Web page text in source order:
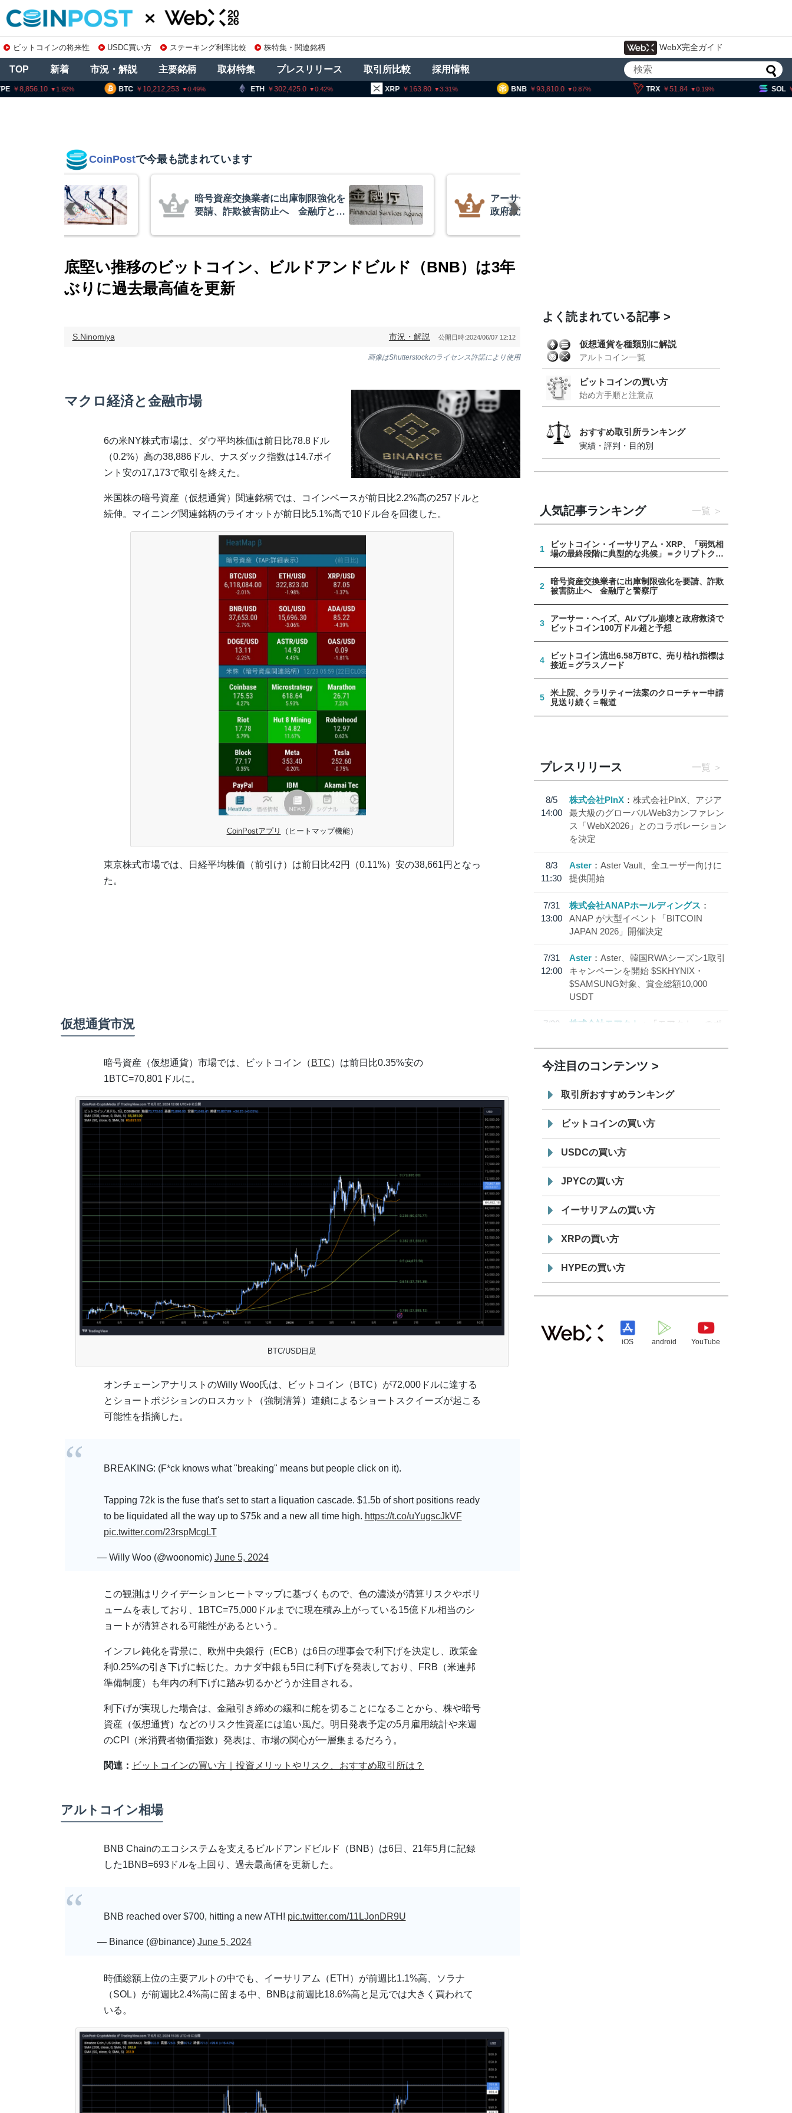
ビットコインの将来性 USDC買い方 ステーキング利率比較 株特集・関連銘柄 WebX完全ガイド
TOP 新着 市況・解説 主要銘柄 取材特集 プレスリリース 取引所比較 採用情報
BTC 10,212,253 0.49 ETH 302,425.0 0.42 XRP 163.80 3.31 BNB 93,810.0 0.87 TRX 51.84 0.19 SOL
8,856.10 1.92
CoinPostで今最も読まれています
暗号資産交換業者に出庫制限強化を
要請、詐欺被害防止へ 金融庁と警
アーサー・ヘイズ、AIバブル崩壊と
政府救済でビットコイン100万ドル
底堅い推移のビットコイン、ビルドアンドビルド（BNB）は3年
ぶりに過去最高値を更新
S.Ninomiya 市況・解説 公開日時:2024/06/07 12:12
画像はShutterstockのライセンス許諾により使用
マクロ経済と金融市場
6の米NY株式市場は、ダウ平均株価は前日比78.8ドル
（0.2%）高の38,886ドル、ナスダック指数は14.7ポイ
ント安の17,173で取引を終えた。
米国株の暗号資産（仮想通貨）関連銘柄では、コインベースが前日比2.2%高の257ドルと
続伸。マイニング関連銘柄のライオットが前日比5.1%高で10ドル台を回復した。
CoinPostアプリ （ヒートマップ機能）
東京株式市場では、日経平均株価（前引け）は前日比42円（0.11%）安の38,661円となっ
た。
仮想通貨市況
暗号資産（仮想通貨）市場では、ビットコイン（ BTC）は前日比0.35%安の
1BTC=70,801ドルに。
BTC/USD日足
オンチェーンアナリストのWilly Woo氏は、ビットコイン（BTC）が72,000ドルに達する
とショートポジションのロスカット（強制清算）連鎖によるショートスクイーズが起こる
可能性を指摘した。
BREAKING: (F*ck knows what "breaking" means but people click on it).
Tapping 72k is the fuse that's set to start a liquation cascade. $1.5b of short positions ready
to be liquidated all the way up to $75k and a new all time high. https://t.co/uYugscJkVF
pic.twitter.com/23rspMcgLT
— Willy Woo (@woonomic) June 5, 2024
この観測はリクイデーションヒートマップに基づくもので、色の濃淡が清算リスクやボリ
ュームを表しており、1BTC=75,000ドルまでに現在積み上がっている15億ドル相当のシ
ョートが清算される可能性があるという。
インフレ鈍化を背景に、欧州中央銀行（ECB）は6日の理事会で利下げを決定し、政策金
利0.25%の引き下げに転じた。カナダ中銀も5日に利下げを発表しており、FRB（米連邦
準備制度）も年内の利下げに踏み切るかどうか注目される。
利下げが実現した場合は、金融引き締めの緩和に舵を切ることになることから、株や暗号
資産（仮想通貨）などのリスク性資産には追い風だ。明日発表予定の5月雇用統計や来週
のCPI（米消費者物価指数）発表は、市場の関心が一層集まるだろう。
関連： ビットコインの買い方｜投資メリットやリスク、おすすめ取引所は？
アルトコイン相場
BNB Chainのエコシステムを支えるビルドアンドビルド（BNB）は6日、21年5月に記録
した1BNB=693ドルを上回り、過去最高値を更新した。
BNB reached over $700, hitting a new ATH! pic.twitter.com/11LJonDR9U
— Binance (@binance) June 5, 2024
時価総額上位の主要アルトの中でも、イーサリアム（ETH）が前週比1.1%高、ソラナ
（SOL）が前週比2.4%高に留まる中、BNBは前週比18.6%高と足元では大きく買われて
いる。
よく読まれている記事
仮想通貨を種類別に解説
アルトコイン一覧
ビットコインの買い方
始め方手順と注意点
おすすめ取引所ランキング
実績・評判・目的別
人気記事ランキング 一覧
1
ビットコイン・イーサリアム・XRP、「弱気相
場の最終段階に典型的な兆候」＝クリプトクア
2
暗号資産交換業者に出庫制限強化を要請、詐欺
被害防止へ 金融庁と警察庁
3
アーサー・ヘイズ、AIバブル崩壊と政府救済で
ビットコイン100万ドル超と予想
4
ビットコイン流出6.58万BTC、売り枯れ指標は
接近＝グラスノード
5
米上院、クラリティー法案のクローチャー申請
見送り続く＝報道
プレスリリース 一覧
8/5
14:00
株式会社PlnX
株式会社PlnX、アジア
最大級のグローバルWeb3カンファレン
ス「WebX2026」とのコラボレーション
を決定
8/3
11:30
Aster
Aster Vault、全ユーザー向けに
提供開始
7/31
13:00
株式会社ANAPホールディングス
ANAP が大型イベント「BITCOIN
JAPAN 2026」開催決定
7/31
12:00
Aster
Aster、韓国RWAシーズン1取引
キャンペーンを開始 $SKHYNIX・
$SAMSUNG対象、賞金総額10,000
USDT
7/30
株式会社モアクト
「モアクト」 のポ
「 JPYC」を追加
19:30
てステーブルコイン「JPYSC」徹底解
説セミナーを開催
今注目のコンテンツ
取引所おすすめランキング
ビットコインの買い方
USDCの買い方
JPYCの買い方
イーサリアムの買い方
XRPの買い方
HYPEの買い方
iOS android YouTube